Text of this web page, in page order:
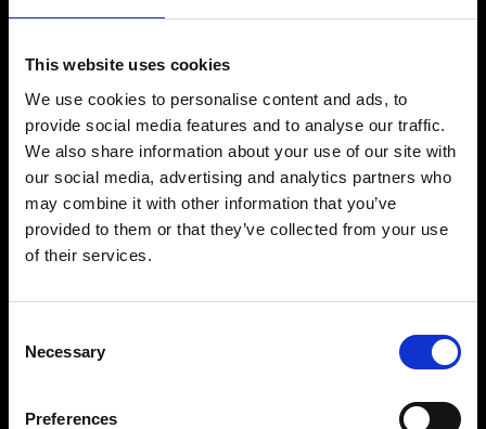
This website uses cookies
We use cookies to personalise content and ads, to
provide social media features and to analyse our traffic.
We also share information about your use of our site with
our social media, advertising and analytics partners who
may combine it with other information that you’ve
provided to them or that they’ve collected from your use
of their services.
Selection
Necessary
Preferences